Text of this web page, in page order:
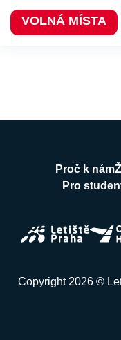
VOLNÁ MÍSTA
Proč k nám
Pro
Copyright 2026 ©